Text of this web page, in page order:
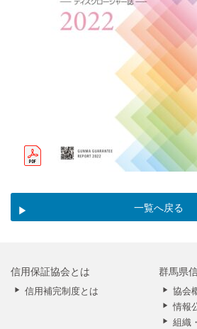
一覧へ戻る
信用保証協会とは
信用補完制度とは
群馬県
協会
情報
組織